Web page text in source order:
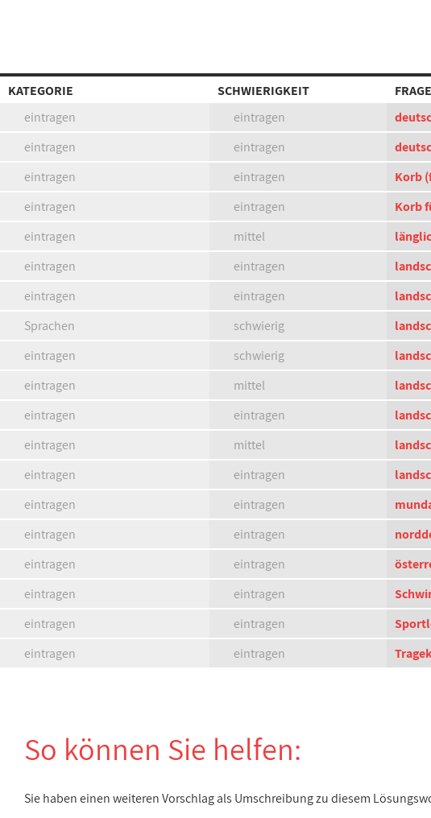
KATEGORIE SCHWIERIGKEIT
eintragen
eintragen
eintragen
eintragen
eintragen
eintragen
Korb
eintragen
eintragen
Korb
eintragen
mittel
eintragen
eintragen
eintragen
eintragen
Sprachen
schwierig
eintragen
schwierig
eintragen
mittel
eintragen
eintragen
eintragen
mittel
eintragen
eintragen
eintragen
eintragen
eintragen
eintragen
eintragen
eintragen
eintragen
eintragen
eintragen
eintragen
eintragen
eintragen
So können Sie helfen:
Sie haben einen weiteren Vorschlag als Umschreibung zu diesem